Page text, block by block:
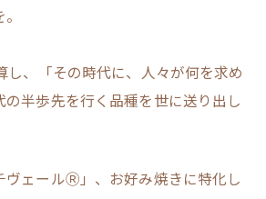
し、「その時代に、人々が何を求め
の半歩先を行く品種を世に送り出し
ヴェールⓇ」、お好み焼きに特化し